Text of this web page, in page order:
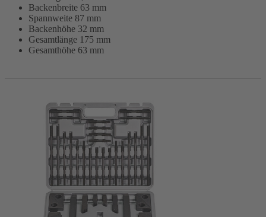
Backenbreite 63 mm
Spannweite 87 mm
Backenhöhe 32 mm
Gesamtlänge 175 mm
Gesamthöhe 63 mm